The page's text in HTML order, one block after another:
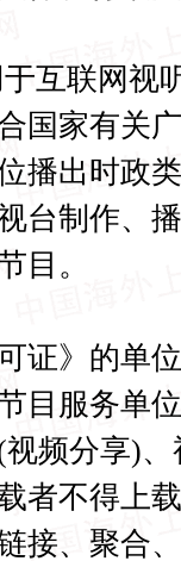
互联网视
国家有关
播出时政
台制作、
目。
》的单位
目服务单
频分享)
者不得上
接、聚合